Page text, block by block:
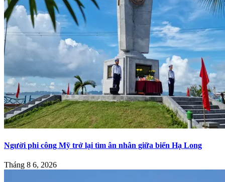
Người phi công Mỹ trở lại tìm ân nhân giữa biển Hạ Long
Tháng 8 6, 2026